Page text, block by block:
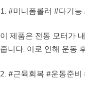
1. #미니폼롤러 #다기능
이 제품은 전동 모터가
줍니다. 이로 인해 운동
2. #근육회복 #운동준비